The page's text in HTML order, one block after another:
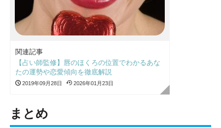
関連記事
【占い師監修】唇のほくろの位置でわかるあな
たの運勢や恋愛傾向を徹底解説
2019年09月28日 2026年01月23日
まとめ